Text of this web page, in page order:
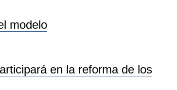
modelo
en la reforma de los